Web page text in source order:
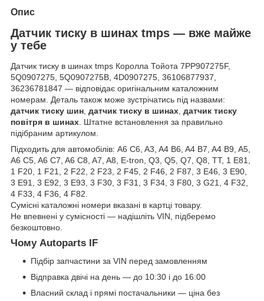
Опис
Датчик тиску в шинах tmps — вже майже
у тебе
Датчик тиску в шинах tmps Королла Тойота 7PP907275F,
5Q0907275, 5Q0907275B, 4D0907275, 36106877937,
36236781847 — відповідає оригінальним каталожним
номерам. Деталь також може зустрічатись під назвами:
датчик тиску шин, датчик тиску в шинах, датчик тиску
повітря в шинах. Штатне встановлення за правильно
підібраним артикулом.
Підходить для автомобілів: A6 C6, A3, A4 B6, A4 B7, A4 B9, A5,
A6 C5, A6 C7, A6 C8, A7, A8, E-tron, Q3, Q5, Q7, Q8, TT, 1 E81,
1 F20, 1 F21, 2 F22, 2 F23, 2 F45, 2 F46, 2 F87, 3 E46, 3 E90,
3 E91, 3 E92, 3 E93, 3 F30, 3 F31, 3 F34, 3 F80, 3 G21, 4 F32,
4 F33, 4 F36, 4 F82.
Сумісні каталожні номери вказані в картці товару.
Не впевнені у сумісності — надішліть VIN, підберемо
безкоштовно.
Чому Autoparts IF
Підбір запчастини за VIN перед замовленням
Відправка двічі на день — до 10:30 і до 16:00
Власний склад і прямі постачальники — ціна без